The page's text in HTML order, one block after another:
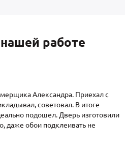
работе
Александра. Приехал с
советовал. В итоге
подошел. Дверь изготовили
даже обои подклеивать не